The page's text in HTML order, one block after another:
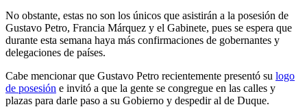
No obstante, estas no son los únicos que asistirán a la posesión de
Gustavo Petro, Francia Márquez y el Gabinete, pues se espera que
durante esta semana haya más confirmaciones de gobernantes y
delegaciones de países.
Cabe mencionar que Gustavo Petro recientemente presentó su logo
de posesión e invitó a que la gente se congregue en las calles y
plazas para darle paso a su Gobierno y despedir al de Duque.